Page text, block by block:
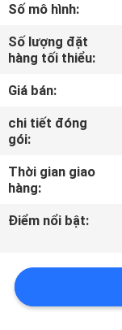
VIDEO
CHÚNG
TÔI
THAM
QUAN
MÁY
KIỂM
Số mô hình:
Số lượng đặt
hàng tối thiểu:
Giá bán:
chi tiết đóng
gói:
Thời gian giao
hàng:
Điểm nổi bật: